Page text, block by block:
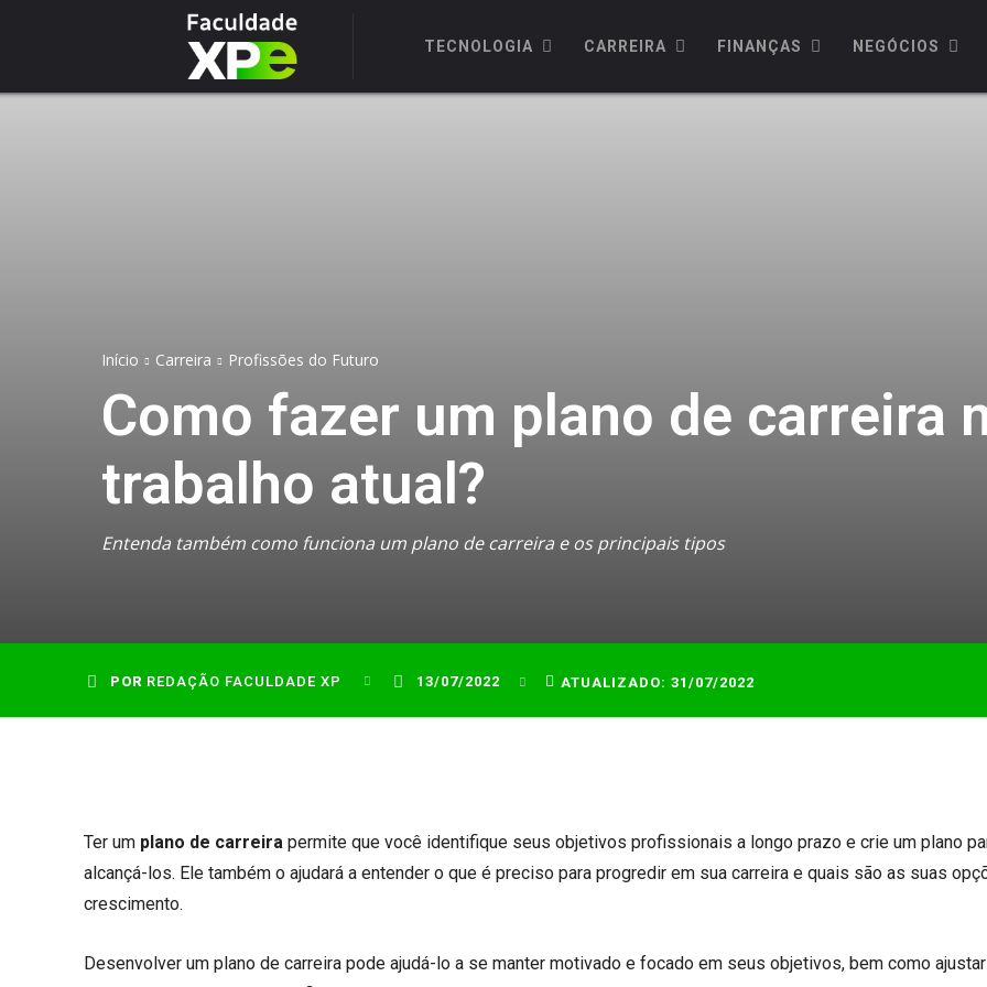
TECNOLOGIA CARREIRA FINANÇAS NEGÓCIOS
Início Carreira Profissões do Futuro
Como fazer um plano de carreira
trabalho atual?
Entenda também como funciona um plano de carreira e os principais tipos
POR REDAÇÃO FACULDADE XP 13/07/2022 ATUALIZADO: 31/07/2022
Ter um plano de carreira permite que você identifique seus objetivos profissionais a longo prazo e crie um plano
alcançá-los. Ele também o ajudará a entender o que é preciso para progredir em sua carreira e quais são as suas
crescimento.
Desenvolver um plano de carreira pode ajudá-lo a se manter motivado e focado em seus objetivos, bem como ajustar